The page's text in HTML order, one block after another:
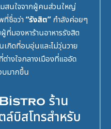
สนใจจากผู้คนส่วนใหญ่
ที่ชื่อว่า“รังสิต” กำลังค่อยๆ
ผู้ที่มองหาร้านอาหารรังสิต
กิดที่อบอุ่นและไม่วุ่นวาย
างใจกลางเมืองที่แออัด
บมากขึ้น
ร้าน
ล์บิสโทรสำหรับ